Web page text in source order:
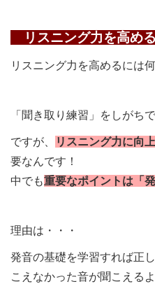
リスニング力を高め
リスニング力を高めるには
「聞き取り練習」をしがち
ですが、 リスニング力に向
要なんです！
中でも重要なポイントは「発
理由は・・・
発音の基礎を学習すれば正
こえなかった音が聞こえる